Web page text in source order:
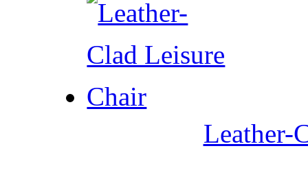
Leather-